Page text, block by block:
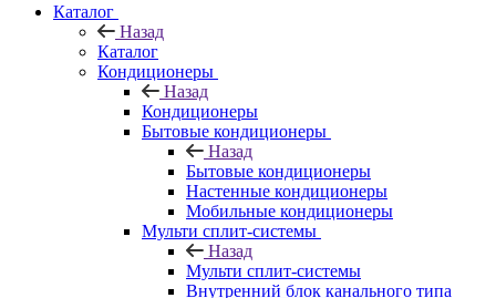
Каталог
Назад
Каталог
Кондиционеры
Назад
Кондиционеры
Бытовые кондиционеры
Назад
Бытовые кондиционеры
Настенные кондиционеры
Мобильные кондиционеры
Мульти сплит-системы
Назад
Мульти сплит-системы
Внутренний блок канального типа